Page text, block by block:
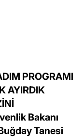
PROGRAMI
AYIRDIK
Bakanı
Tanesi